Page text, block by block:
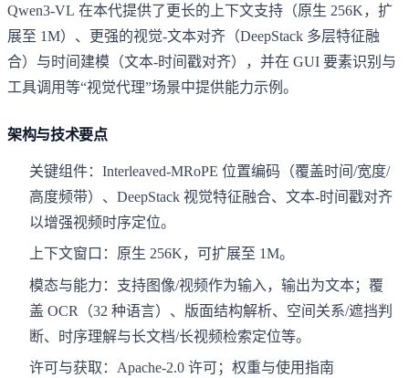
Qwen3-VL 在本代提供了更长的上下文支持（原生 256K，扩
展至 1M）、更强的视觉-文本对齐（DeepStack 多层特征融
合）与时间建模（文本-时间戳对齐），并在 GUI 要素识别与
工具调用等“视觉代理”场景中提供能力示例。
架构与技术要点
关键组件：Interleaved-MRoPE 位置编码（覆盖时间/宽度/
高度频带）、DeepStack 视觉特征融合、文本-时间戳对齐
以增强视频时序定位。
上下文窗口：原生 256K，可扩展至 1M。
模态与能力：支持图像/视频作为输入，输出为文本；覆
盖 OCR（32 种语言）、版面结构解析、空间关系/遮挡判
断、时序理解与长文档/长视频检索定位等。
许可与获取：Apache-2.0 许可；权重与使用指南